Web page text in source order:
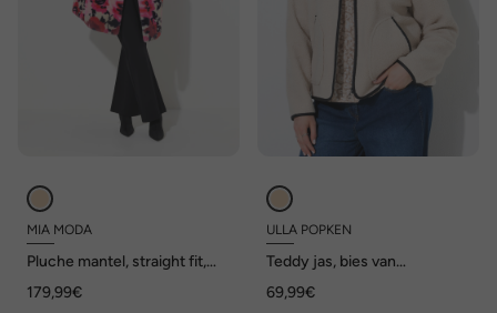
MIA MODA
Pluche mantel, straight fit,
179,99€
ULLA POPKEN
Teddy jas, bies van
mouwen
69,99€